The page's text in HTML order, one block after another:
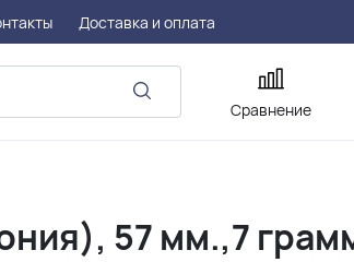
Доставка и оплата
Сравнение
57 мм.,7